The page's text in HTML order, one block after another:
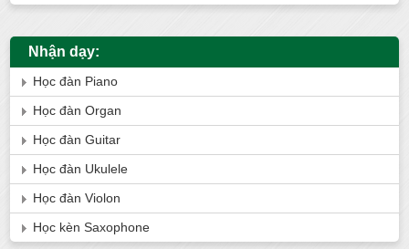
Nhận dạy:
Học đàn Piano
Học đàn Organ
Học đàn Guitar
Học đàn Ukulele
Học đàn Violon
Học kèn Saxophone